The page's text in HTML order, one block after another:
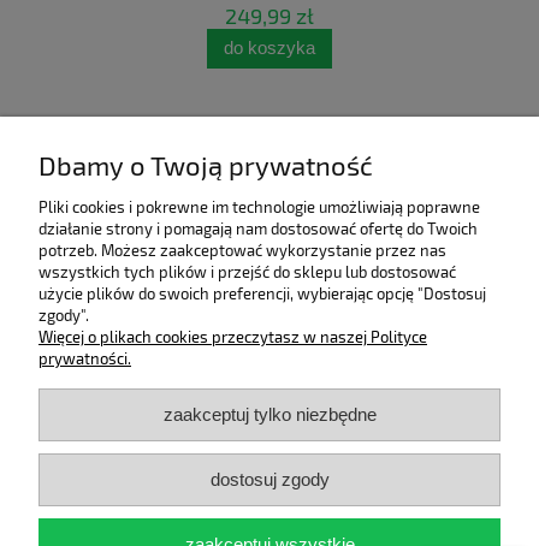
249,99 zł
do koszyka
Moje konto
Płatności i dostawa
Informacje
Dbamy o Twoją prywatność
Pliki cookies i pokrewne im technologie umożliwiają poprawne
działanie strony i pomagają nam dostosować ofertę do Twoich
potrzeb. Możesz zaakceptować wykorzystanie przez nas
wszystkich tych plików i przejść do sklepu lub dostosować
użycie plików do swoich preferencji, wybierając opcję "Dostosuj
zgody".
Więcej o plikach cookies przeczytasz w naszej Polityce
prywatności.
zaakceptuj tylko niezbędne
dostosuj zgody